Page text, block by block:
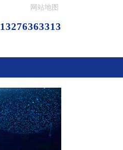
网站地图
13276363313